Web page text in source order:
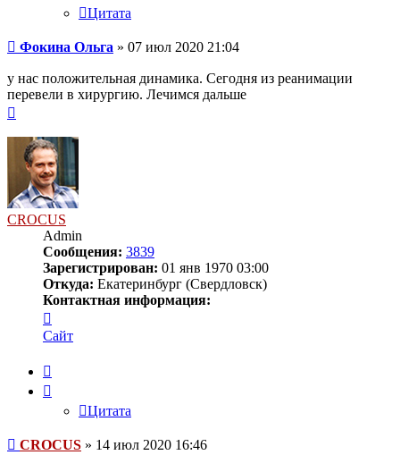
Цитата
Сообщение
Фокина Ольга » 07 июл 2020 21:04
у нас положительная динамика. Сегодня из реанимации
перевели в хирургию. Лечимся дальше
началу
CROCUS
Admin
Сообщения: 3839
Зарегистрирован: 01 янв 1970 03:00
Откуда: Екатеринбург (Свердловск)
Контактная информация:
информация
пользователя
Сайт
Цитата
Сообщение
CROCUS » 14 июл 2020 16:46